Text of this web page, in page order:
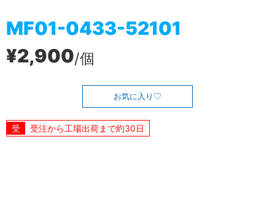
MF01-0433-52101
¥2,900/個
お気に入り
受注から工場出荷まで約30日